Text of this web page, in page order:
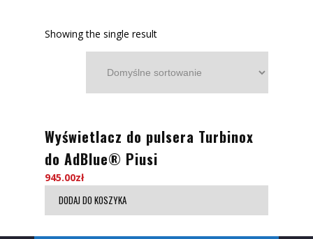
Showing the single result
Wyświetlacz do pulsera Turbinox
do AdBlue® Piusi
945.00zł
DODAJ DO KOSZYKA